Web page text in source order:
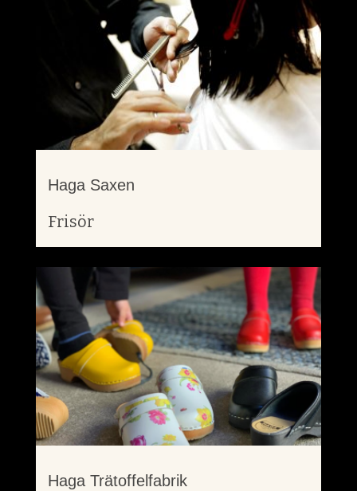
Haga Saxen
Frisör
Haga Trätoffelfabrik